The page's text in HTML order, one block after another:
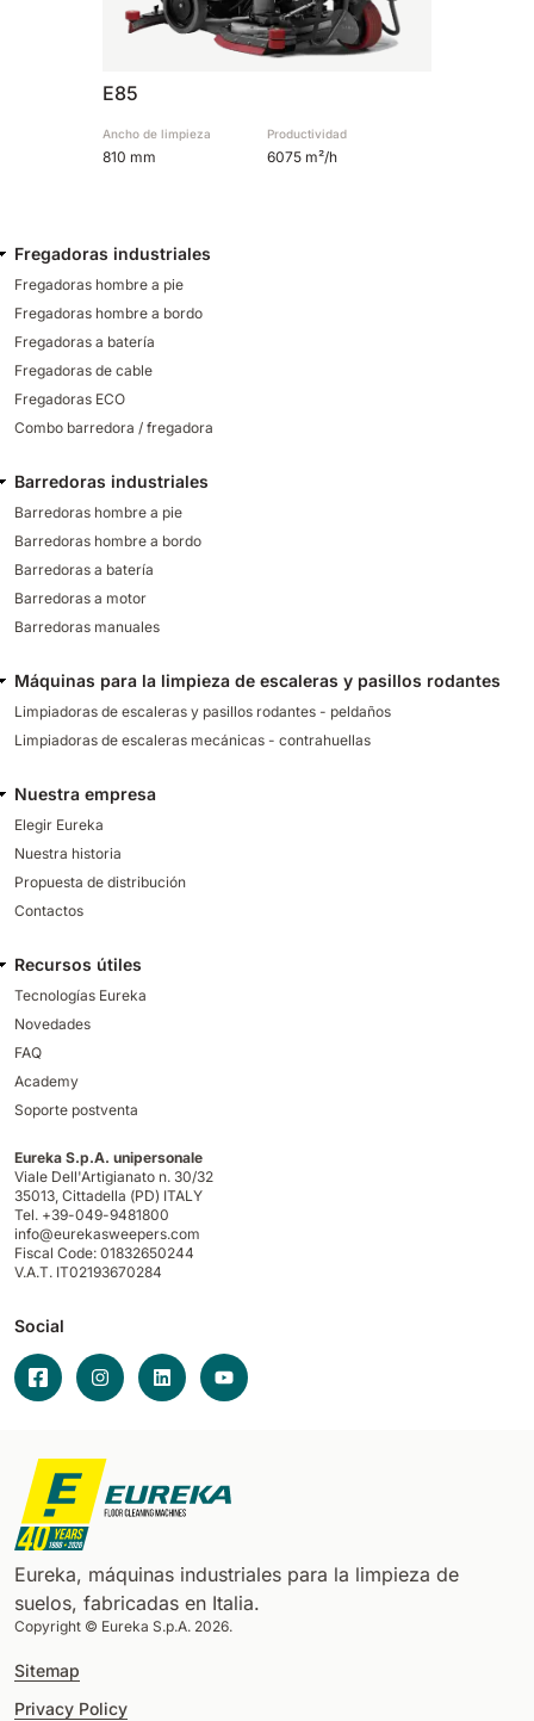
E85
Ancho de limpieza
810 mm
Productividad
6075 m²/h
Fregadoras industriales
Fregadoras hombre a pie
Fregadoras hombre a bordo
Fregadoras a batería
Fregadoras de cable
Fregadoras ECO
Combo barredora / fregadora
Barredoras industriales
Barredoras hombre a pie
Barredoras hombre a bordo
Barredoras a batería
Barredoras a motor
Barredoras manuales
Máquinas para la limpieza de escaleras y pasillos rodantes
Limpiadoras de escaleras y pasillos rodantes - peldaños
Limpiadoras de escaleras mecánicas - contrahuellas
Nuestra empresa
Elegir Eureka
Nuestra historia
Propuesta de distribución
Contactos
Recursos útiles
Tecnologías Eureka
Novedades
FAQ
Academy
Soporte postventa
Eureka S.p.A. unipersonale
Viale Dell'Artigianato n. 30/32
35013, Cittadella (PD) ITALY
Tel. +39-049-9481800
info@eurekasweepers.com
Fiscal Code: 01832650244
V.A.T. IT02193670284
Social
Eureka, máquinas industriales para la limpieza de
suelos, fabricadas en Italia.
Copyright © Eureka S.p.A. 2026.
Sitemap
Privacy Policy